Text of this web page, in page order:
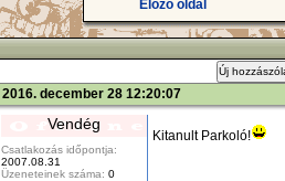
Előző oldal
Új
2016. december 28 12:20:07
Vendég
Csatlakozás időpontja:
2007.08.31
Üzeneteinek száma: 0
Kitanult Parkoló!